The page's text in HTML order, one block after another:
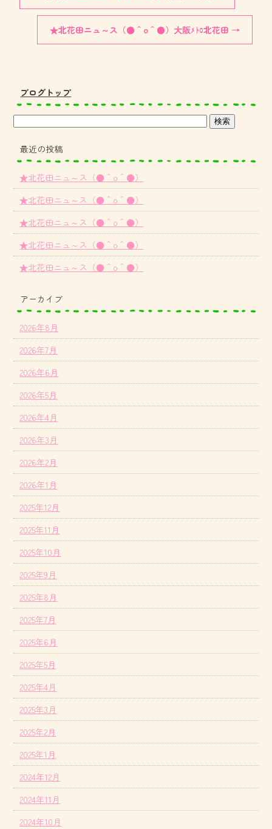
★北花田ニュ～ス（●＾o＾●）大阪ﾒﾄﾛ北花田 →
ブログトップ
最近の投稿
★北花田ニュ～ス（●＾o＾●）
★北花田ニュ～ス（●＾o＾●）
★北花田ニュ～ス（●＾o＾●）
★北花田ニュ～ス（●＾o＾●）
★北花田ニュ～ス（●＾o＾●）
アーカイブ
2026年8月
2026年7月
2026年6月
2026年5月
2026年4月
2026年3月
2026年2月
2026年1月
2025年12月
2025年11月
2025年10月
2025年9月
2025年8月
2025年7月
2025年6月
2025年5月
2025年4月
2025年3月
2025年2月
2025年1月
2024年12月
2024年11月
2024年10月